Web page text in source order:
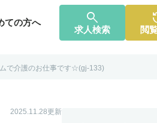
ての方へ 
求人検索 閲
社案内 個人情報保護方針
で介護のお仕事です☆(gj-133)
2025.11.28更新